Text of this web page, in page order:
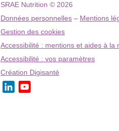
SRAE Nutrition © 2026
Données personnelles – Mentions
Gestion des cookies
Accessibilité : mentions et aides à la
Accessibilité : vos paramètres
Création Digisanté
LinkedIn